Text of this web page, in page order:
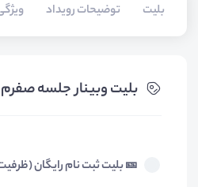
بلیت‌ توضیحات رویداد
بلیت‌ وبینار جلسه
🎫 بلیت ثبت نام رایگان